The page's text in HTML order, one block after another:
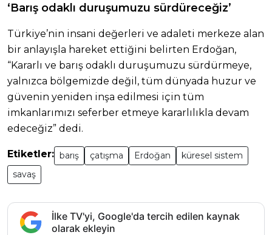
‘Barış odaklı duruşumuzu sürdüreceğiz’
Türkiye’nin insani değerleri ve adaleti merkeze alan
bir anlayışla hareket ettiğini belirten Erdoğan,
“Kararlı ve barış odaklı duruşumuzu sürdürmeye,
yalnızca bölgemizde değil, tüm dünyada huzur ve
güvenin yeniden inşa edilmesi için tüm
imkanlarımızı seferber etmeye kararlılıkla devam
edeceğiz” dedi.
Etiketler: barış çatışma Erdoğan
küresel sistem
savaş
İlke TV'yi, Google'da tercih edilen kaynak
olarak ekleyin